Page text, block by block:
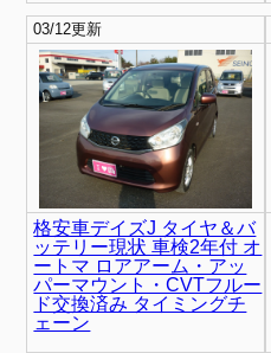
03/12更新
格安車デイズJ タイヤ＆バ
ッテリー現状 車検2年付 オ
ートマ ロアアーム・アッ
パーマウント・CVTフルー
ド交換済み タイミングチ
ェーン